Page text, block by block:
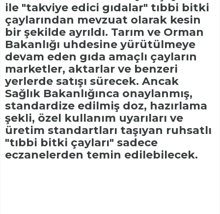
ile "takviye edici gıdalar" tıbbi bitki
çaylarından mevzuat olarak kesin
bir şekilde ayrıldı. Tarım ve Orman
Bakanlığı uhdesine yürütülmeye
devam eden gıda amaçlı çayların
marketler, aktarlar ve benzeri
yerlerde satışı sürecek. Ancak
Sağlık Bakanlığınca onaylanmış,
standardize edilmiş doz, hazırlama
şekli, özel kullanım uyarıları ve
üretim standartları taşıyan ruhsatlı
"tıbbi bitki çayları" sadece
eczanelerden temin edilebilecek.